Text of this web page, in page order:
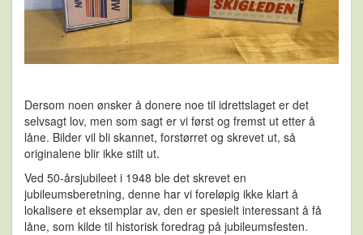
Dersom noen ønsker å donere noe til idrettslaget er det
selvsagt lov, men som sagt er vi først og fremst ut etter å
låne. Bilder vil bli skannet, forstørret og skrevet ut, så
originalene blir ikke stilt ut.
Ved 50-årsjubileet i 1948 ble det skrevet en
jubileumsberetning, denne har vi foreløpig ikke klart å
lokalisere et eksemplar av, den er spesielt interessant å få
låne, som kilde til historisk foredrag på jubileumsfesten.